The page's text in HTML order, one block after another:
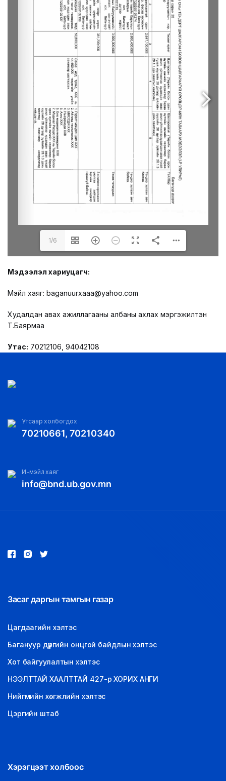
1/6
Мэдээлэл хариуцагч:
Мэйл хаяг: baganuurxaaa@yahoo.com
Худалдан авах ажиллагааны албаны ахлах мэргэжилтэн
Т.Баярмаа
Утас: 70212106, 94042108
Утсаар холбогдох
70210661, 70210340
И-мэйл хаяг
info@bnd.ub.gov.mn
Засаг даргын тамгын газар
Цагдаагийн хэлтэс
Багануур дүүргийн онцгой байдлын хэлтэс
Хот байгуулалтын хэлтэс
НЭЭЛТТАЙ ХААЛТТАЙ 427-р ХОРИХ АНГИ
Нийгмийн хөгжлийн хэлтэс
Цэргийн штаб
Хэрэгцээт холбоос